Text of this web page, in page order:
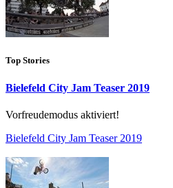
Top Stories
Bielefeld City Jam Teaser 2019
Vorfreudemodus aktiviert!
Bielefeld City Jam Teaser 2019